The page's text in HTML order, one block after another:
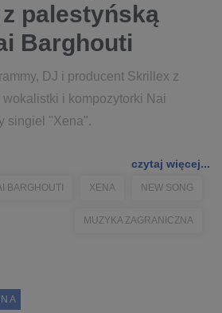
palestyńską
Barghouti
DJ i producent Skrillex z
i kompozytorki Nai
singiel "Xena".
czytaj więcej...
BARGHOUTI XENA NEW SONG
MUZYKA ZAGRANICZNA